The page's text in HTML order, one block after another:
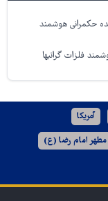
حکمرانی هوشمند
فلزات گرانبها
آمریکا
امام رضا (ع)